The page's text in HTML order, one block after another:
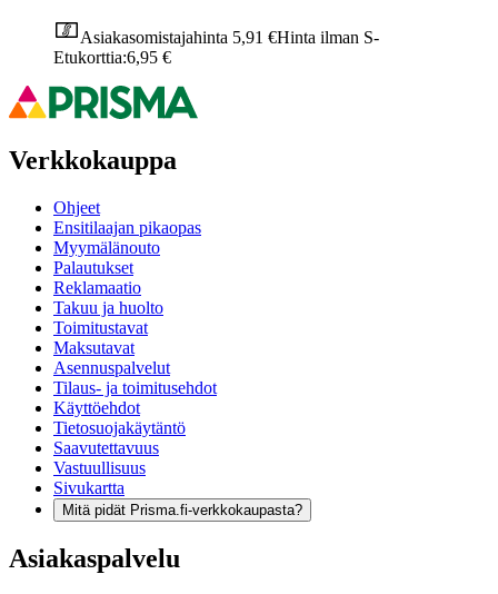
Asiakasomistajahinta 5,91 €Hinta ilman S-
Etukorttia:6,95 €
Verkkokauppa
Ohjeet
Ensitilaajan pikaopas
Myymälänouto
Palautukset
Reklamaatio
Takuu ja huolto
Toimitustavat
Maksutavat
Asennuspalvelut
Tilaus- ja toimitusehdot
Käyttöehdot
Tietosuojakäytäntö
Saavutettavuus
Vastuullisuus
Sivukartta
Mitä pidät Prisma.fi-verkkokaupasta?
Asiakaspalvelu